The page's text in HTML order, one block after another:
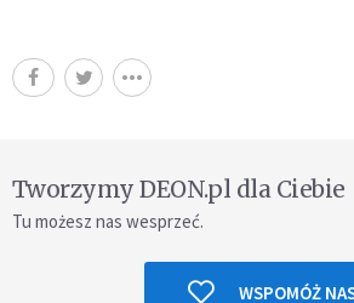
Tworzymy DEON.pl dla Ciebie
Tu możesz nas wesprzeć.
WSPOMÓŻ